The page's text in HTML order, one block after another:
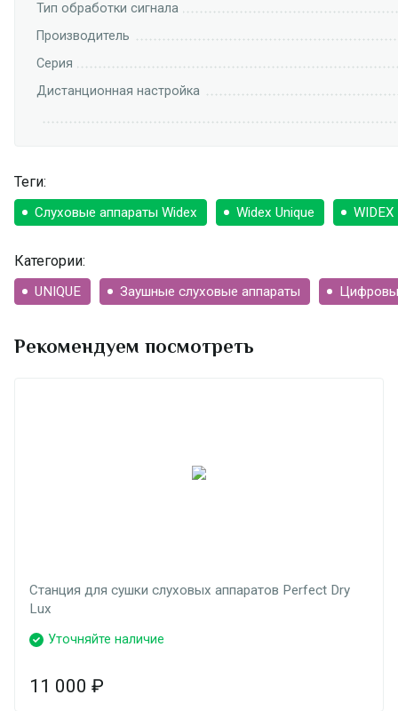
Тип обработки сигнала
Производитель
Серия
Дистанционная настройка
Теги:
Слуховые аппараты Widex Widex Unique
Категории:
UNIQUE Заушные слуховые аппараты
Рекомендуем посмотреть
Станция для сушки слуховых аппаратов Perfect Dry
Lux
Уточняйте наличие
11 000 ₽